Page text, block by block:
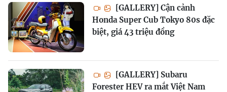
[GALLERY] Cận cảnh
Honda Super Cub Tokyo 80s đặc
biệt, giá 43 triệu đồng
[GALLERY] Subaru
Forester HEV ra mắt Việt Nam